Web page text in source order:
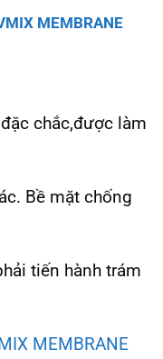
MEMBRANE
chắc,được làm
Bề mặt chống
tiến hành trám
MEMBRANE